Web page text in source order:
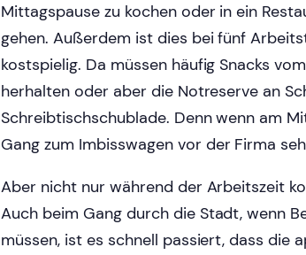
Mittagspause zu kochen oder in ein
gehen. Außerdem ist dies bei fünf
kostspielig. Da müssen häufig Snacks
herhalten oder aber die Notreserve an
Schreibtischschublade. Denn wenn am
Gang zum Imbisswagen vor der Firma
Aber nicht nur während der Arbeitszeit
Auch beim Gang durch die Stadt, wenn
müssen, ist es schnell passiert, dass die